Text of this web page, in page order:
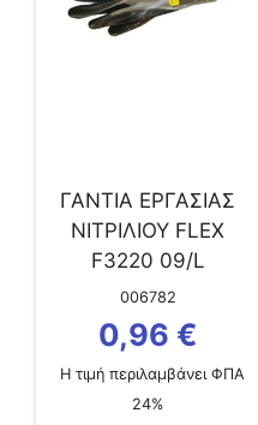
ΓΑΝΤΙΑ ΕΡΓΑΣΙΑΣ
ΝΙΤΡΙΛΙΟΥ FLEX
F3220 09/L
006782
0,96 €
Η τιμή περιλαμβάνει ΦΠΑ
24%